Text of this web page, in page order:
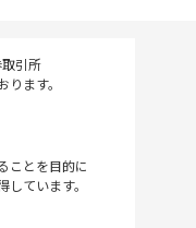
引所
ます。
ことを目的に
ています。